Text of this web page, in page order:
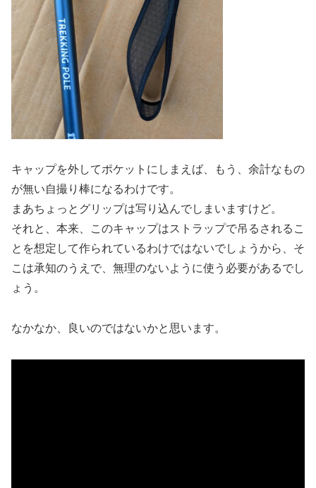
キャップを外してポケットにしまえば、もう、余計なもの
が無い自撮り棒になるわけです。
まあちょっとグリップは写り込んでしまいますけど。
それと、本来、このキャップはストラップで吊るされるこ
とを想定して作られているわけではないでしょうから、そ
こは承知のうえで、無理のないように使う必要があるでし
ょう。
なかなか、良いのではないかと思います。